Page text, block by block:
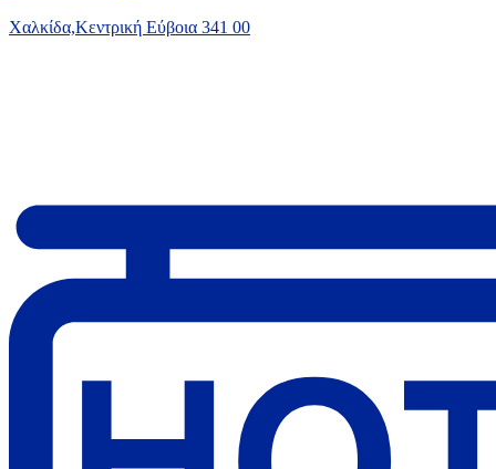
Χαλκίδα,Κεντρική Εύβοια 341 00